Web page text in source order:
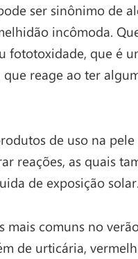
ser sinônimo de
incômoda.
que é
reage ao ter
de uso na
reações, as quais
de exposição solar.
comuns no
de urticária,